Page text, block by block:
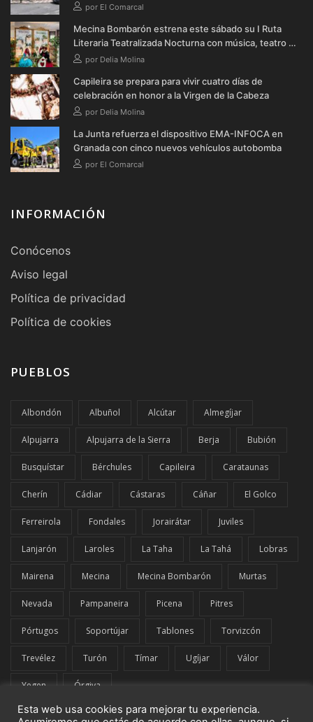
por El Comarcal
Mecina Bombarón estrena este sábado su I Ruta
Literaria Teatralizada Nocturna con música, teatro y
verbena
por Delia Molina
Capileira se prepara para vivir cuatro días de
celebración en honor a la Virgen de la Cabeza
por Delia Molina
La Junta refuerza el dispositivo EMA-INFOCA en
Granada con cinco nuevos vehículos autobomba
por El Comarcal
INFORMACIÓN
Conócenos
Aviso legal
Política de privacidad
Política de cookies
PUEBLOS
Albondón Albuñol Alcútar Almegíjar
Alpujarra Alpujarra de la Sierra Berja Bubión
Busquístar Bérchules Capileira Carataunas
Cherín Cádiar Cástaras Cáñar El Golco
Ferreirola Fondales Jorairátar Juviles
Lanjarón Laroles La Taha La Tahá Lobras
Mairena Mecina Mecina Bombarón Murtas
Nevada Pampaneira Picena Pitres
Pórtugos Soportújar Tablones Torvizcón
Trevélez Turón Tímar Ugíjar Válor
Yegen Órgiva
Esta web usa cookies para mejorar tu experiencia.